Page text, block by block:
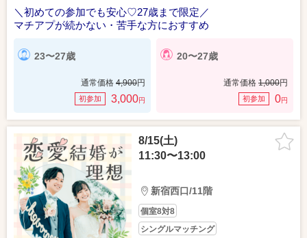
＼初めての参加でも安心♡27歳まで限定／
マチアプが続かない・苦手な方におすすめ
23〜27歳
通常価格 4,900円
初参加 3,000円
20〜27歳
通常価格 1,000円
初参加 0円
8/15(土)
11:30〜13:00
新宿西口/11階
個室8対8
シングルマッチング